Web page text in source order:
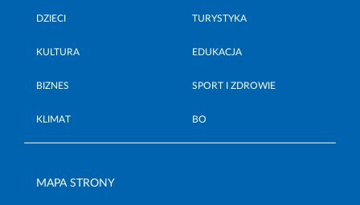
DZIECI TURYSTYKA
KULTURA EDUKACJA
BIZNES SPORT I ZDROWIE
KLIMAT BO
MAPA STRONY